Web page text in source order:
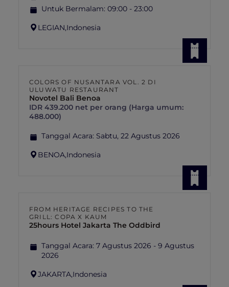
Untuk Bermalam: 09:00 - 23:00
LEGIAN,Indonesia
COLORS OF NUSANTARA VOL. 2 DI
ULUWATU RESTAURANT
Novotel Bali Benoa
IDR 439.200 net per orang (Harga umum:
488.000)
Tanggal Acara: Sabtu, 22 Agustus 2026
BENOA,Indonesia
FROM HERITAGE RECIPES TO THE
GRILL: COPA X KAUM
25hours Hotel Jakarta The Oddbird
Tanggal Acara: 7 Agustus 2026 - 9 Agustus
2026
JAKARTA,Indonesia